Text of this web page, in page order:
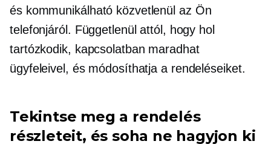
és kommunikálható közvetlenül az Ön
telefonjáról. Függetlenül attól, hogy hol
tartózkodik, kapcsolatban maradhat
ügyfeleivel, és módosíthatja a rendeléseiket.
Tekintse meg a rendelés
részleteit, és soha ne hagyjon ki